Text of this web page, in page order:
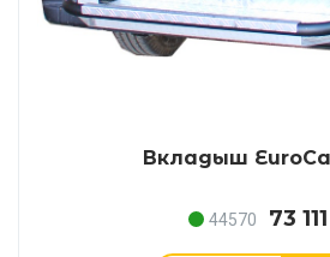
Вкладыш
44570 73